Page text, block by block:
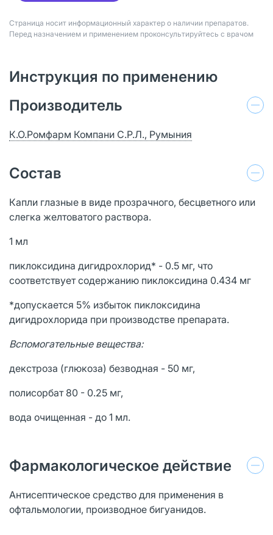
Страница носит информационный характер о наличии препаратов.
Перед назначением и применением проконсультируйтесь с врачом
Инструкция по применению
Производитель
К.О.Ромфарм Компани С.Р.Л., Румыния
Состав
Капли глазные в виде прозрачного, бесцветного или
слегка желтоватого раствора.
1 мл
пиклоксидина дигидрохлорид* - 0.5 мг, что
соответствует содержанию пиклоксидина 0.434 мг
*допускается 5% избыток пиклоксидина
дигидрохлорида при производстве препарата.
Вспомогательные вещества:
декстроза (глюкоза) безводная - 50 мг,
полисорбат 80 - 0.25 мг,
вода очищенная - до 1 мл.
Фармакологическое действие
Антисептическое средство для применения в
офтальмологии, производное бигуанидов.